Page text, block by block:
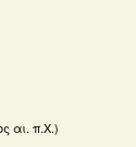
αι. π.Χ.)